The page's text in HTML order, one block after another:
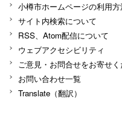
小樽市ホームページの利用
サイト内検索について
RSS、Atom配信について
ウェブアクセシビリティ
ご意見・お問合せをお寄せ
お問い合わせ一覧
Translate（翻訳）